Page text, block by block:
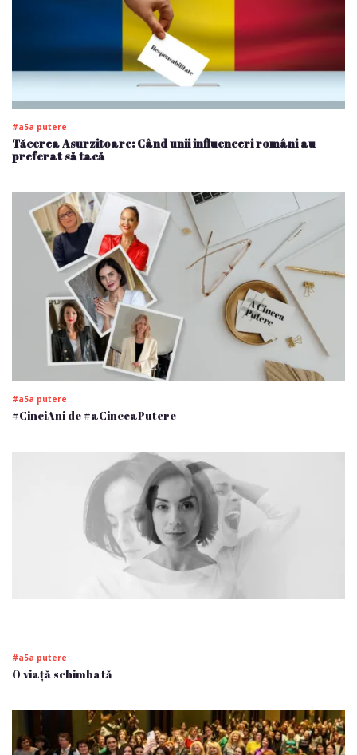
#a5a putere
Tăcerea Asurzitoare: Când unii influenceri români au
preferat să tacă
#a5a putere
#CinciAni de #aCinceaPutere
#a5a putere
O viață schimbată